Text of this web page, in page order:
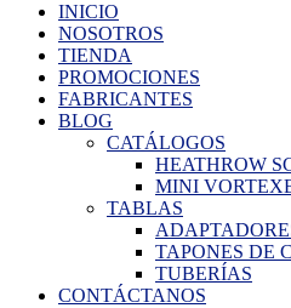
INICIO
NOSOTROS
TIENDA
PROMOCIONES
FABRICANTES
BLOG
CATÁLOGOS
HEATHROW
MINI
TABLAS
TAPONES DE
TUBERÍAS
CONTÁCTANOS